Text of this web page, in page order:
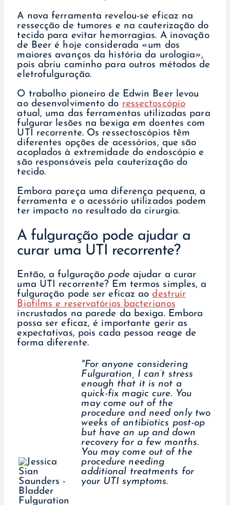
A nova ferramenta revelou-se eficaz na
ressecção de tumores e na cauterização do
tecido para evitar hemorragias. A inovação
de Beer é hoje considerada «um dos
maiores avanços da história da urologia»,
pois abriu caminho para outros métodos de
eletrofulguração.
O trabalho pioneiro de Edwin Beer levou
ao desenvolvimento do ressectoscópio
atual, uma das ferramentas utilizadas para
fulgurar lesões na bexiga em doentes com
UTI recorrente. Os ressectoscópios têm
diferentes opções de acessórios, que são
acoplados à extremidade do endoscópio e
são responsáveis pela cauterização do
tecido.
Embora pareça uma diferença pequena, a
ferramenta e o acessório utilizados podem
ter impacto no resultado da cirurgia.
A fulguração pode ajudar a
curar uma UTI recorrente?
Então, a fulguração podeajudar a curar
uma UTI recorrente? Em termos simples, a
fulguração pode ser eficaz ao destruir
Biofilms e reservatórios bacterianos
incrustados na parede da bexiga. Embora
possa ser eficaz, é importante gerir as
expectativas, pois cada pessoa reage de
forma diferente.
"For anyone considering
Fulguration, I can’t stress
enough that it is not a
quick-fix magic cure. You
may come out of the
procedure and need only two
weeks of antibiotics post-op
but have an up and down
recovery for a few months.
You may come out of the
procedure needing
additional treatments for
your UTI symptoms.